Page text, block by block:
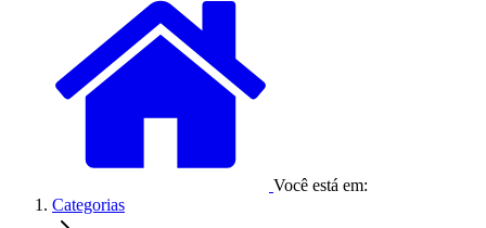
Você está em:
Categorias